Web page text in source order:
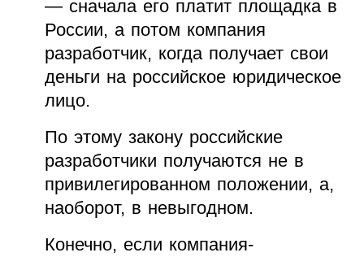
— сначала его платит площадка в
России, а потом компания
разработчик, когда получает свои
деньги на российское юридическое
лицо.
По этому закону российские
разработчики получаются не в
привилегированном положении, а,
наоборот, в невыгодном.
Конечно, если компания-